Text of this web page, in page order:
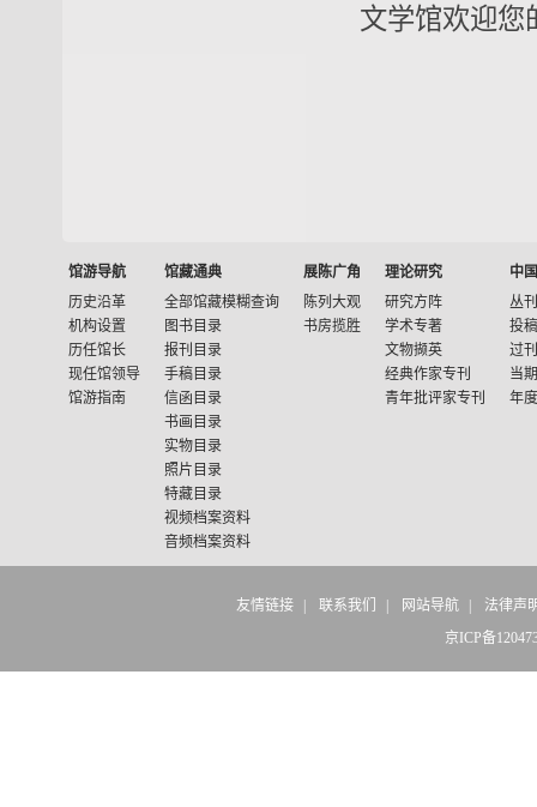
文学馆欢迎您
馆游导航
历史沿革
机构设置
历任馆长
现任馆领导
馆游指南
馆藏通典
全部馆藏模糊查询
图书目录
报刊目录
手稿目录
信函目录
书画目录
实物目录
照片目录
特藏目录
视频档案资料
音频档案资料
展陈广角
陈列大观
书房揽胜
理论研究
研究方阵
学术专著
文物撷英
经典作家专刊
青年批评家专刊
中
丛
投
过
当
年
友情链接 联系我们 网站导航
法律声
京ICP备